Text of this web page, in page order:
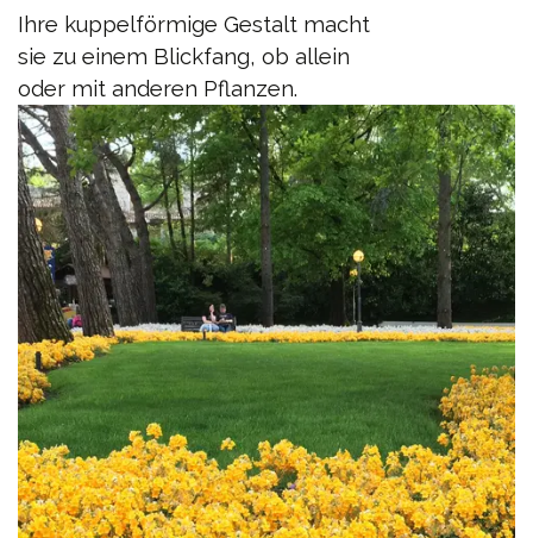
Ihre kuppelförmige Gestalt macht
sie zu einem Blickfang, ob allein
oder mit anderen Pflanzen.